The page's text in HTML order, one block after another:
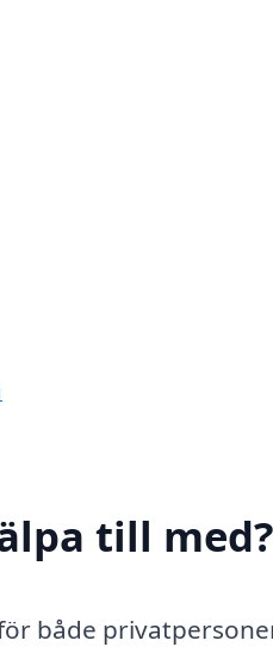
till med?
både